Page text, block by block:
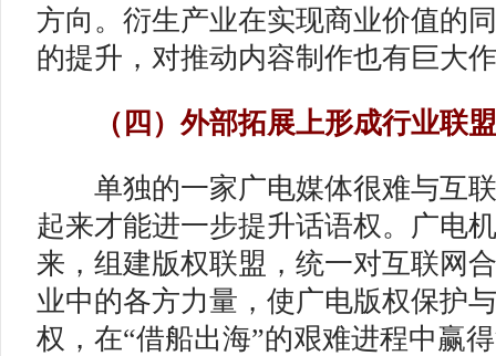
方向。衍生产业在实现商业价值的
的提升，对推动内容制作也有巨大
（四）外部拓展上形成行业联盟
单独的一家广电媒体很难与互联
起来才能进一步提升话语权。广电
来，组建版权联盟，统一对互联网
业中的各方力量，使广电版权保护
权，在“借船出海”的艰难进程中赢